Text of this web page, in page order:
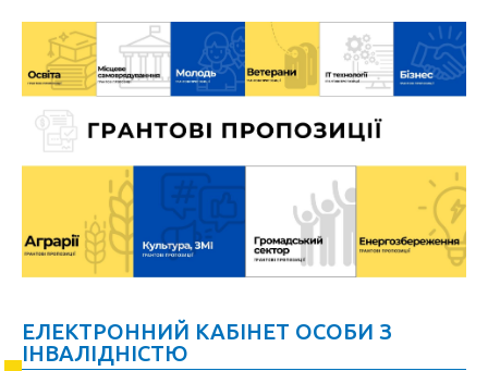
ЕЛЕКТРОННИЙ КАБІНЕТ ОСОБИ З
ІНВАЛІДНІСТЮ